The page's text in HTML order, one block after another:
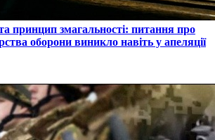
принцип змагальності: питання про
оборони виникло навіть у апеляції